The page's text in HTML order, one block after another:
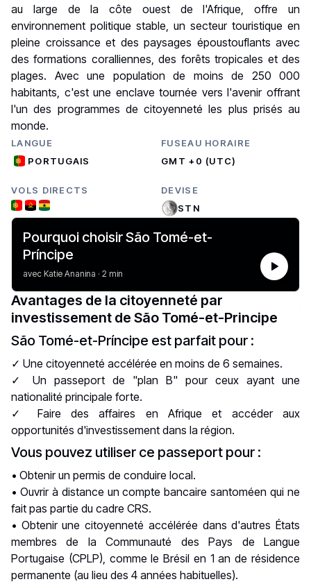
au large de la côte ouest de l'Afrique, offre un
environnement politique stable, un secteur touristique en
pleine croissance et des paysages époustouflants avec
des formations coralliennes, des forêts tropicales et des
plages. Avec une population de moins de 250 000
habitants, c'est une enclave tournée vers l'avenir offrant
l'un des programmes de citoyenneté les plus prisés au
monde.
LANGUE
PORTUGAIS
FUSEAU HORAIRE
GMT +0 (UTC)
VOLS DIRECTS
DEVISE
STN
Pourquoi choisir São Tomé-et-
Príncipe
avec Katie Ananina · 2 min
Avantages de la citoyenneté par
investissement de São Tomé-et-Principe
São Tomé-et-Príncipe est parfait pour :
✓ Une citoyenneté accélérée en moins de 6 semaines.
✓ Un passeport de "plan B" pour ceux ayant une
nationalité principale forte.
✓ Faire des affaires en Afrique et accéder aux
opportunités d'investissement dans la région.
Vous pouvez utiliser ce passeport pour :
• Obtenir un permis de conduire local.
• Ouvrir à distance un compte bancaire santoméen qui ne
fait pas partie du cadre CRS.
• Obtenir une citoyenneté accélérée dans d'autres États
membres de la Communauté des Pays de Langue
Portugaise (CPLP), comme leBrésil en 1 an de résidence
permanente (au lieu des 4 années habituelles).